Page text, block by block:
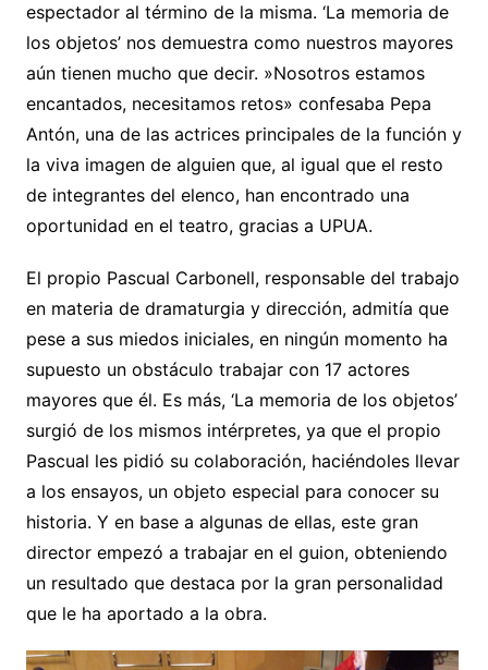
espectador al término de la misma. ‘La memoria de
los objetos’ nos demuestra como nuestros mayores
aún tienen mucho que decir. »Nosotros estamos
encantados, necesitamos retos» confesaba Pepa
Antón, una de las actrices principales de la función y
la viva imagen de alguien que, al igual que el resto
de integrantes del elenco, han encontrado una
oportunidad en el teatro, gracias a UPUA.
El propio Pascual Carbonell, responsable del trabajo
en materia de dramaturgia y dirección, admitía que
pese a sus miedos iniciales, en ningún momento ha
supuesto un obstáculo trabajar con 17 actores
mayores que él. Es más, ‘La memoria de los objetos’
surgió de los mismos intérpretes, ya que el propio
Pascual les pidió su colaboración, haciéndoles llevar
a los ensayos, un objeto especial para conocer su
historia. Y en base a algunas de ellas, este gran
director empezó a trabajar en el guion, obteniendo
un resultado que destaca por la gran personalidad
que le ha aportado a la obra.